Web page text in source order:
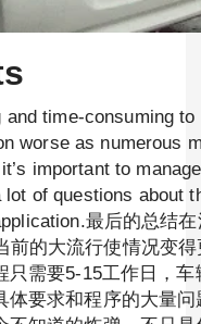
time-consuming
worse as numerous
important to
of questions about
最后的总结
前的大流行使情况变
只需要5-15工作日，
体要求和程序的大量